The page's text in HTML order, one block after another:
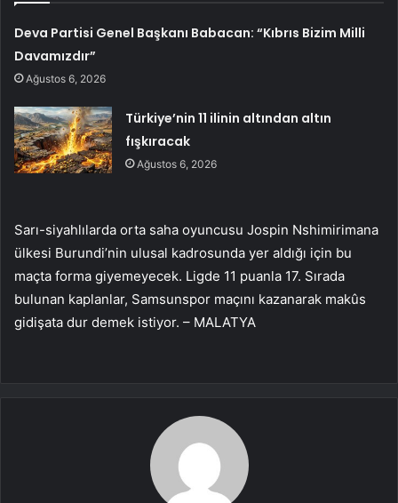
Deva Partisi Genel Başkanı Babacan: “Kıbrıs Bizim Milli
Davamızdır”
Ağustos 6, 2026
Türkiye’nin 11 ilinin altından altın
fışkıracak
Ağustos 6, 2026
Sarı-siyahlılarda orta saha oyuncusu Jospin Nshimirimana
ülkesi Burundi’nin ulusal kadrosunda yer aldığı için bu
maçta forma giyemeyecek. Ligde 11 puanla 17. Sırada
bulunan kaplanlar, Samsunspor maçını kazanarak makûs
gidişata dur demek istiyor. – MALATYA